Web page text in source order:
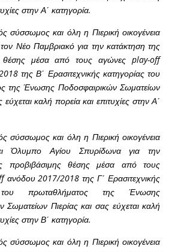
στην Α΄ κατηγορία.
σύσσωμος και όλη η Πιερική οικογένεια
Νέο Παμβριακό για την κατάκτηση της
θέσης μέσα από τους αγώνες play-off
της Β΄ Ερασιτεχνικής κατηγορίας του
της Ένωσης Ποδοσφαιρικών Σωματείων
εύχεται καλή πορεία και επιτυχίες στην Α΄
σύσσωμος και όλη η Πιερική οικογένεια
Όλυμπο Αγίου Σπυρίδωνα για την
προβιβάσιμης θέσης μέσα από τους
ανόδου 2017/2018 της Γ΄ Ερασιτεχνικής
του πρωταθλήματος της Ένωσης
Σωματείων Πιερίας και σας εύχεται καλή
στην Β΄ κατηγορία.
σύσσωμος και όλη η Πιερική οικογένεια